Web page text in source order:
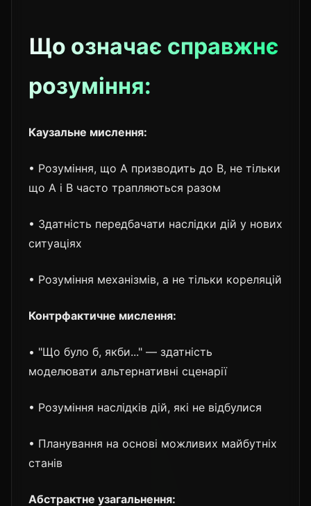
Що означає справжнє
розуміння:
Каузальне мислення:
• Розуміння, що A призводить до B, не тільки
що A і B часто трапляються разом
• Здатність передбачати наслідки дій у нових
ситуаціях
• Розуміння механізмів, а не тільки кореляцій
Контрфактичне мислення:
• "Що було б, якби..." — здатність
моделювати альтернативні сценарії
• Розуміння наслідків дій, які не відбулися
• Планування на основі можливих майбутніх
станів
Абстрактне узагальнення: